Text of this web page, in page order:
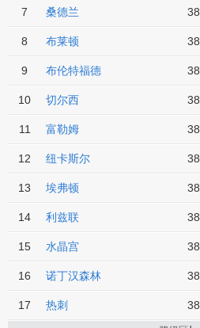
7 桑德兰 38
8 布莱顿 38
9 布伦特福德 38
10 切尔西 38
11 富勒姆 38
12 纽卡斯尔 38
13 埃弗顿 38
14 利兹联 38
15 水晶宫 38
16 诺丁汉森林 38
17 热刺 38